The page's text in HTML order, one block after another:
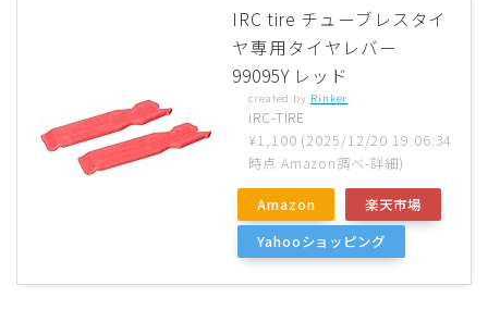
IRC tire チューブレスタイ
ヤ専用タイヤレバー
99095Y レッド
created by Rinker
iRC-TIRE
¥1,100 (2025/12/20 19:06:34
時点 Amazon調べ-詳細)
Amazon
楽天市場
Yahooショッピング